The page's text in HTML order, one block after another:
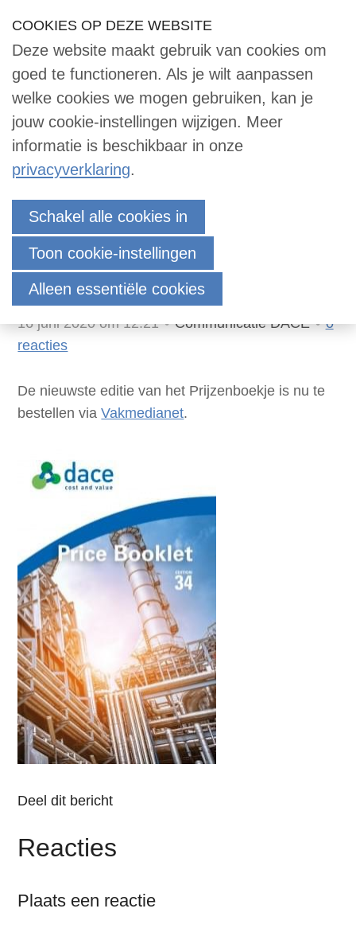
links
over
Jump
navigation
to
main
content
Our Phone Number:
033 -2473455 Our Email Address:
info@dace.nl
Editie 34 van het
Prijzenboekje is nu te
bestellen
16 juni 2020 om 12:21 Communicatie DACE
0
reacties
De nieuwste editie van het Prijzenboekje is nu te
bestellen viaVakmedianet.
Deel dit bericht
Reacties
Plaats een reactie
Contact
Zoek
Inloggen
English
Nederlands
COOKIES OP DEZE WEBSITE
Deze website maakt gebruik van cookies om
goed te functioneren. Als je wilt aanpassen
welke cookies we mogen gebruiken, kan je
jouw cookie-instellingen wijzigen. Meer
informatie is beschikbaar in onze
privacyverklaring.
Schakel alle cookies in
Toon cookie-instellingen
Alleen essentiële cookies